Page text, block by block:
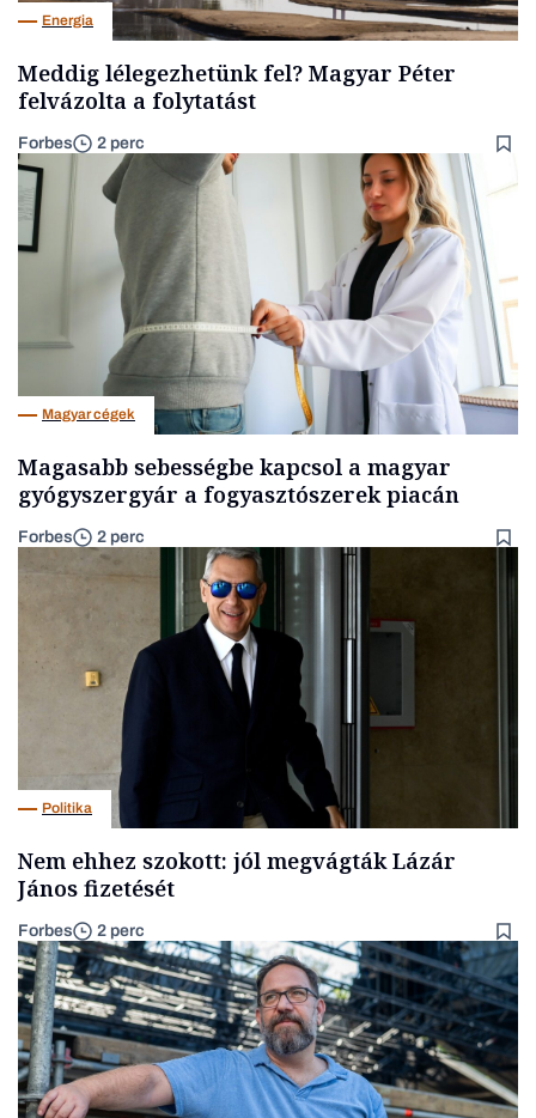
Energia
Meddig lélegezhetünk fel? Magyar Péter
felvázolta a folytatást
Forbes 2 perc
Magyar cégek
Magasabb sebességbe kapcsol a magyar
gyógyszergyár a fogyasztószerek piacán
Forbes 2 perc
Politika
Nem ehhez szokott: jól megvágták Lázár
János fizetését
Forbes 2 perc